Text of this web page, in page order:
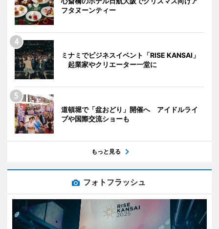
フタヌーンティー
ミナミでビジネスイベント「RISE KANSAI」
起業家やクリエーター一堂に
道頓堀で「盆おどり」開催へ アイドルライ
ブや国際交流ショーも
もっと見る
フォトフラッシュ